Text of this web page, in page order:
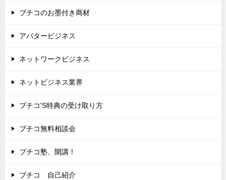
ブチコのお墨付き商材
アバタービジネス
ネットワークビジネス
ネットビジネス業界
ブチコ'S特典の受け取り方
ブチコ無料相談会
ブチコ塾、開講！
ブチコ 自己紹介